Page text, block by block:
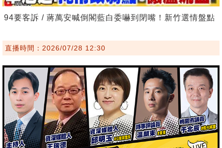
94要客訴 / 蔣萬安喊倒閣藍白委嚇到閉嘴！新竹選情盤點
直播時間：2026/07/28 12:30